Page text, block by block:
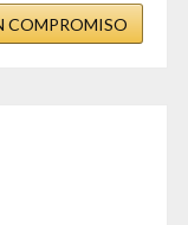
COMPROMISO